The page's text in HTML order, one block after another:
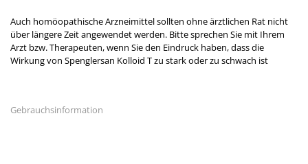
Auch homöopathische Arzneimittel sollten ohne ärztlichen Rat nicht
über längere Zeit angewendet werden. Bitte sprechen Sie mit Ihrem
Arzt bzw. Therapeuten, wenn Sie den Eindruck haben, dass die
Wirkung von Spenglersan Kolloid T zu stark oder zu schwach ist
Gebrauchsinformation